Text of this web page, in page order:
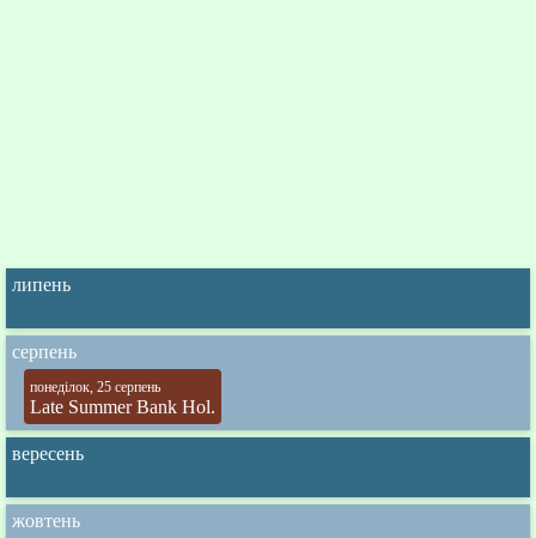
липень
серпень
понеділок, 25 серпень
Late Summer Bank Hol.
вересень
жовтень